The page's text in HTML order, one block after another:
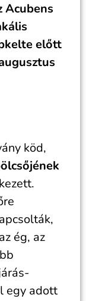
Acubens
előtt
köd,
ég, az
egy adott